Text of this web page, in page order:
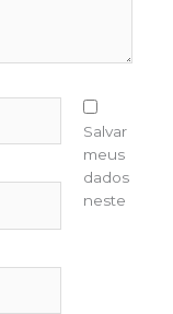
Salvar
meus
dados
neste